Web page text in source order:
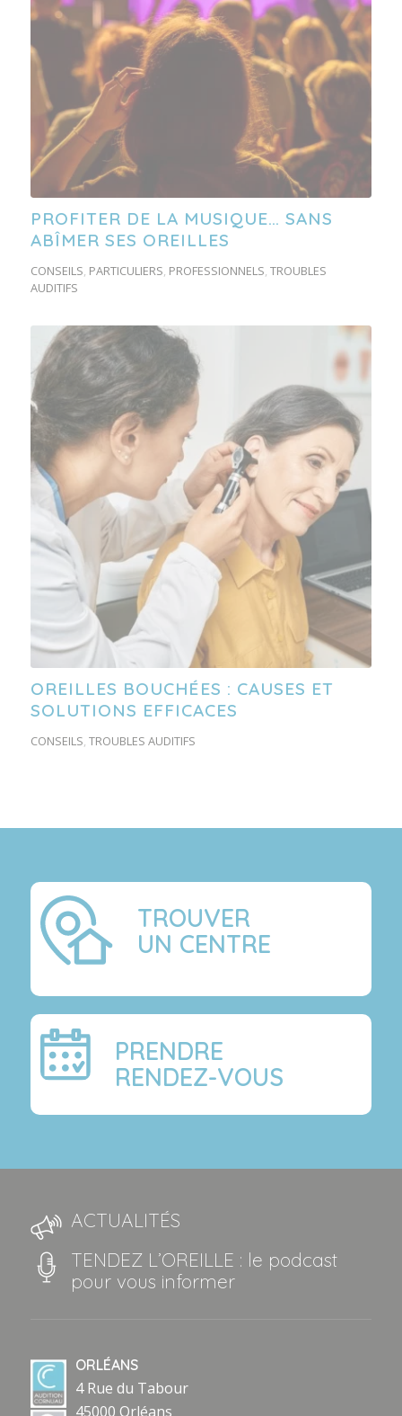
PROFITER DE LA MUSIQUE… SANS
ABÎMER SES OREILLES
CONSEILS, PARTICULIERS, PROFESSIONNELS, TROUBLES
AUDITIFS
OREILLES BOUCHÉES : CAUSES ET
SOLUTIONS EFFICACES
CONSEILS, TROUBLES AUDITIFS
TROUVER
UN CENTRE
PRENDRE
RENDEZ-VOUS
ACTUALITÉS
TENDEZ L’OREILLE : le podcast
pour vous informer
ORLÉANS
4 Rue du Tabour
45000 Orléans